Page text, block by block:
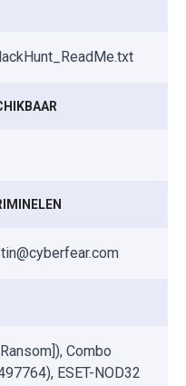
Combo
ESET-NOD32